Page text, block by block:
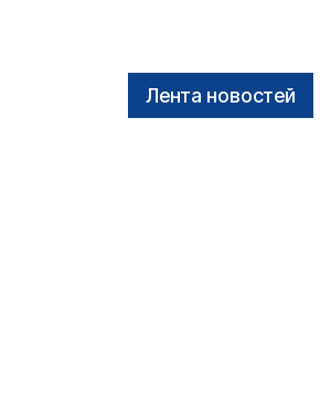
Лента новостей